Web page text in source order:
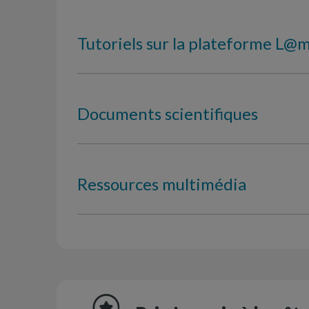
Tutoriels sur la plateforme
Documents scientifiques
Ressources multimédia